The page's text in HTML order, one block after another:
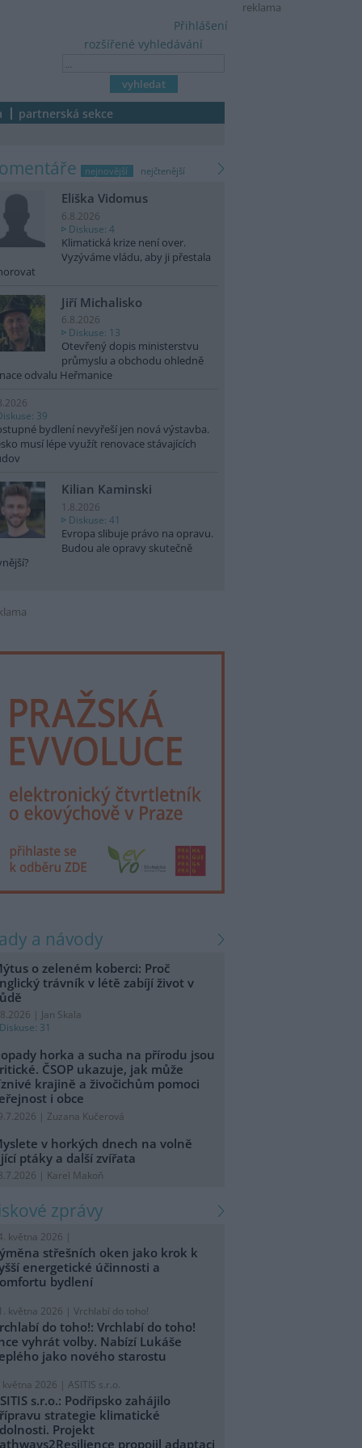
reklama
rozšířené vyhledávání
Přihlášení
partnerská sekce
nejnovější nejčtenější
Eliška Vidomus
6.8.2026
Diskuse: 4
Klimatická krize není over.
Vyzýváme vládu, aby ji přestala
Jiří Michalisko
6.8.2026
Diskuse: 13
Otevřený dopis ministerstvu
průmyslu a obchodu ohledně
odvalu Heřmanice
39
bydlení nevyřeší jen nová výstavba.
musí lépe využít renovace stávajících
Kilian Kaminski
1.8.2026
Diskuse: 41
Evropa slibuje právo na opravu.
Budou ale opravy skutečně
a návody
o zeleném koberci: Proč
trávník v létě zabíjí život v
| Jan Skala
Diskuse: 31
horka a sucha na přírodu jsou
ČSOP ukazuje, jak může
krajině a živočichům pomoci
i obce
| Zuzana Kučerová
v horkých dnech na volně
ptáky a další zvířata
| Karel Makoň
zprávy
května 2026 |
střešních oken jako krok k
energetické účinnosti a
bydlení
května 2026 | Vrchlabí do toho!
do toho!: Vrchlabí do toho!
vyhrát volby. Nabízí Lukáše
jako nového starostu
května 2026 | ASITIS s.r.o.
s.r.o.: Podřipsko zahájilo
strategie klimatické
Projekt
propojil adaptaci